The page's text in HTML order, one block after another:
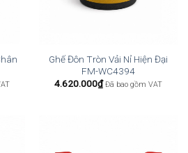
Ghế Đôn Tròn Vải Nỉ Hiện Đại
FM-WC4394
4.620.000₫ Đã bao gồm VAT